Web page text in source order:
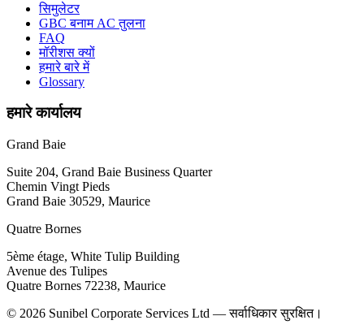
सिमुलेटर
GBC बनाम AC तुलना
FAQ
मॉरीशस क्यों
हमारे बारे में
Glossary
हमारे कार्यालय
Grand Baie
Suite 204, Grand Baie Business Quarter
Chemin Vingt Pieds
Grand Baie 30529, Maurice
Quatre Bornes
5ème étage, White Tulip Building
Avenue des Tulipes
Quatre Bornes 72238, Maurice
© 2026 Sunibel Corporate Services Ltd — सर्वाधिकार सुरक्षित।